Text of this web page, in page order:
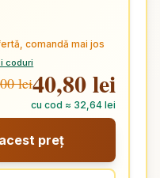
comandă mai jos
coduri
lei40,80 lei
cu cod ≈ 32,64 lei
preț